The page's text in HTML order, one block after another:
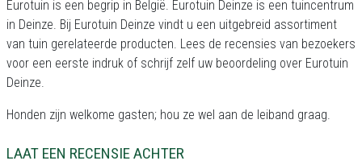
Eurotuin is een begrip in België. Eurotuin Deinze is een tuincentrum
in Deinze. Bij Eurotuin Deinze vindt u een uitgebreid assortiment
van tuin gerelateerde producten. Lees de recensies van bezoekers
voor een eerste indruk of schrijf zelf uw beoordeling over Eurotuin
Deinze.
Honden zijn welkome gasten; hou ze wel aan de leiband graag.
LAAT EEN RECENSIE ACHTER